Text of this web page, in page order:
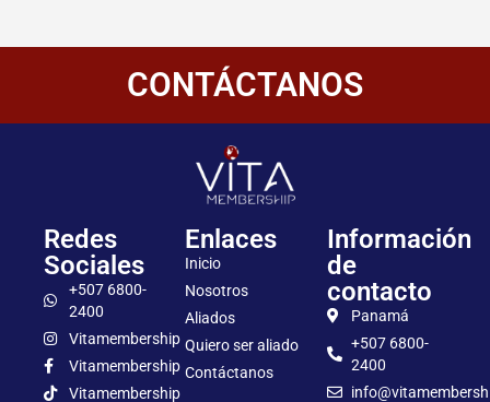
CONTÁCTANOS
Redes
Sociales
+507 6800-
2400
Vitamembership
Vitamembership
Vitamembership
Enlaces
Inicio
Nosotros
Aliados
Quiero ser aliado
Contáctanos
Información
de
contacto
Panamá
+507 6800-
2400